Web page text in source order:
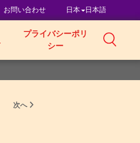
お問い合わせ 日本 日本語
プライバシーポリ
シー
次へ